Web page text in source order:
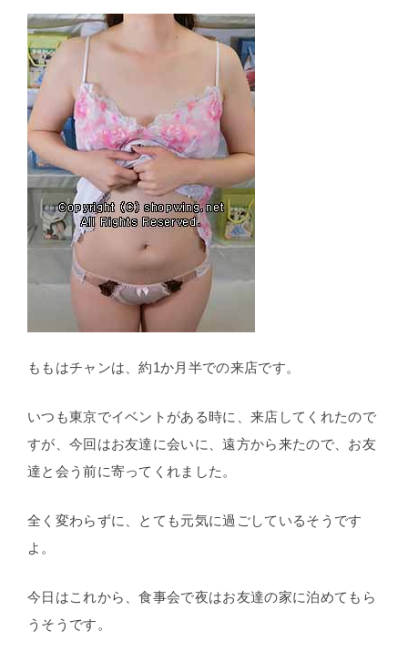
ももはチャンは、約1か月半での来店です。
いつも東京でイベントがある時に、来店してくれたので
すが、今回はお友達に会いに、遠方から来たので、お友
達と会う前に寄ってくれました。
全く変わらずに、とても元気に過ごしているそうです
よ。
今日はこれから、食事会で夜はお友達の家に泊めてもら
うそうです。